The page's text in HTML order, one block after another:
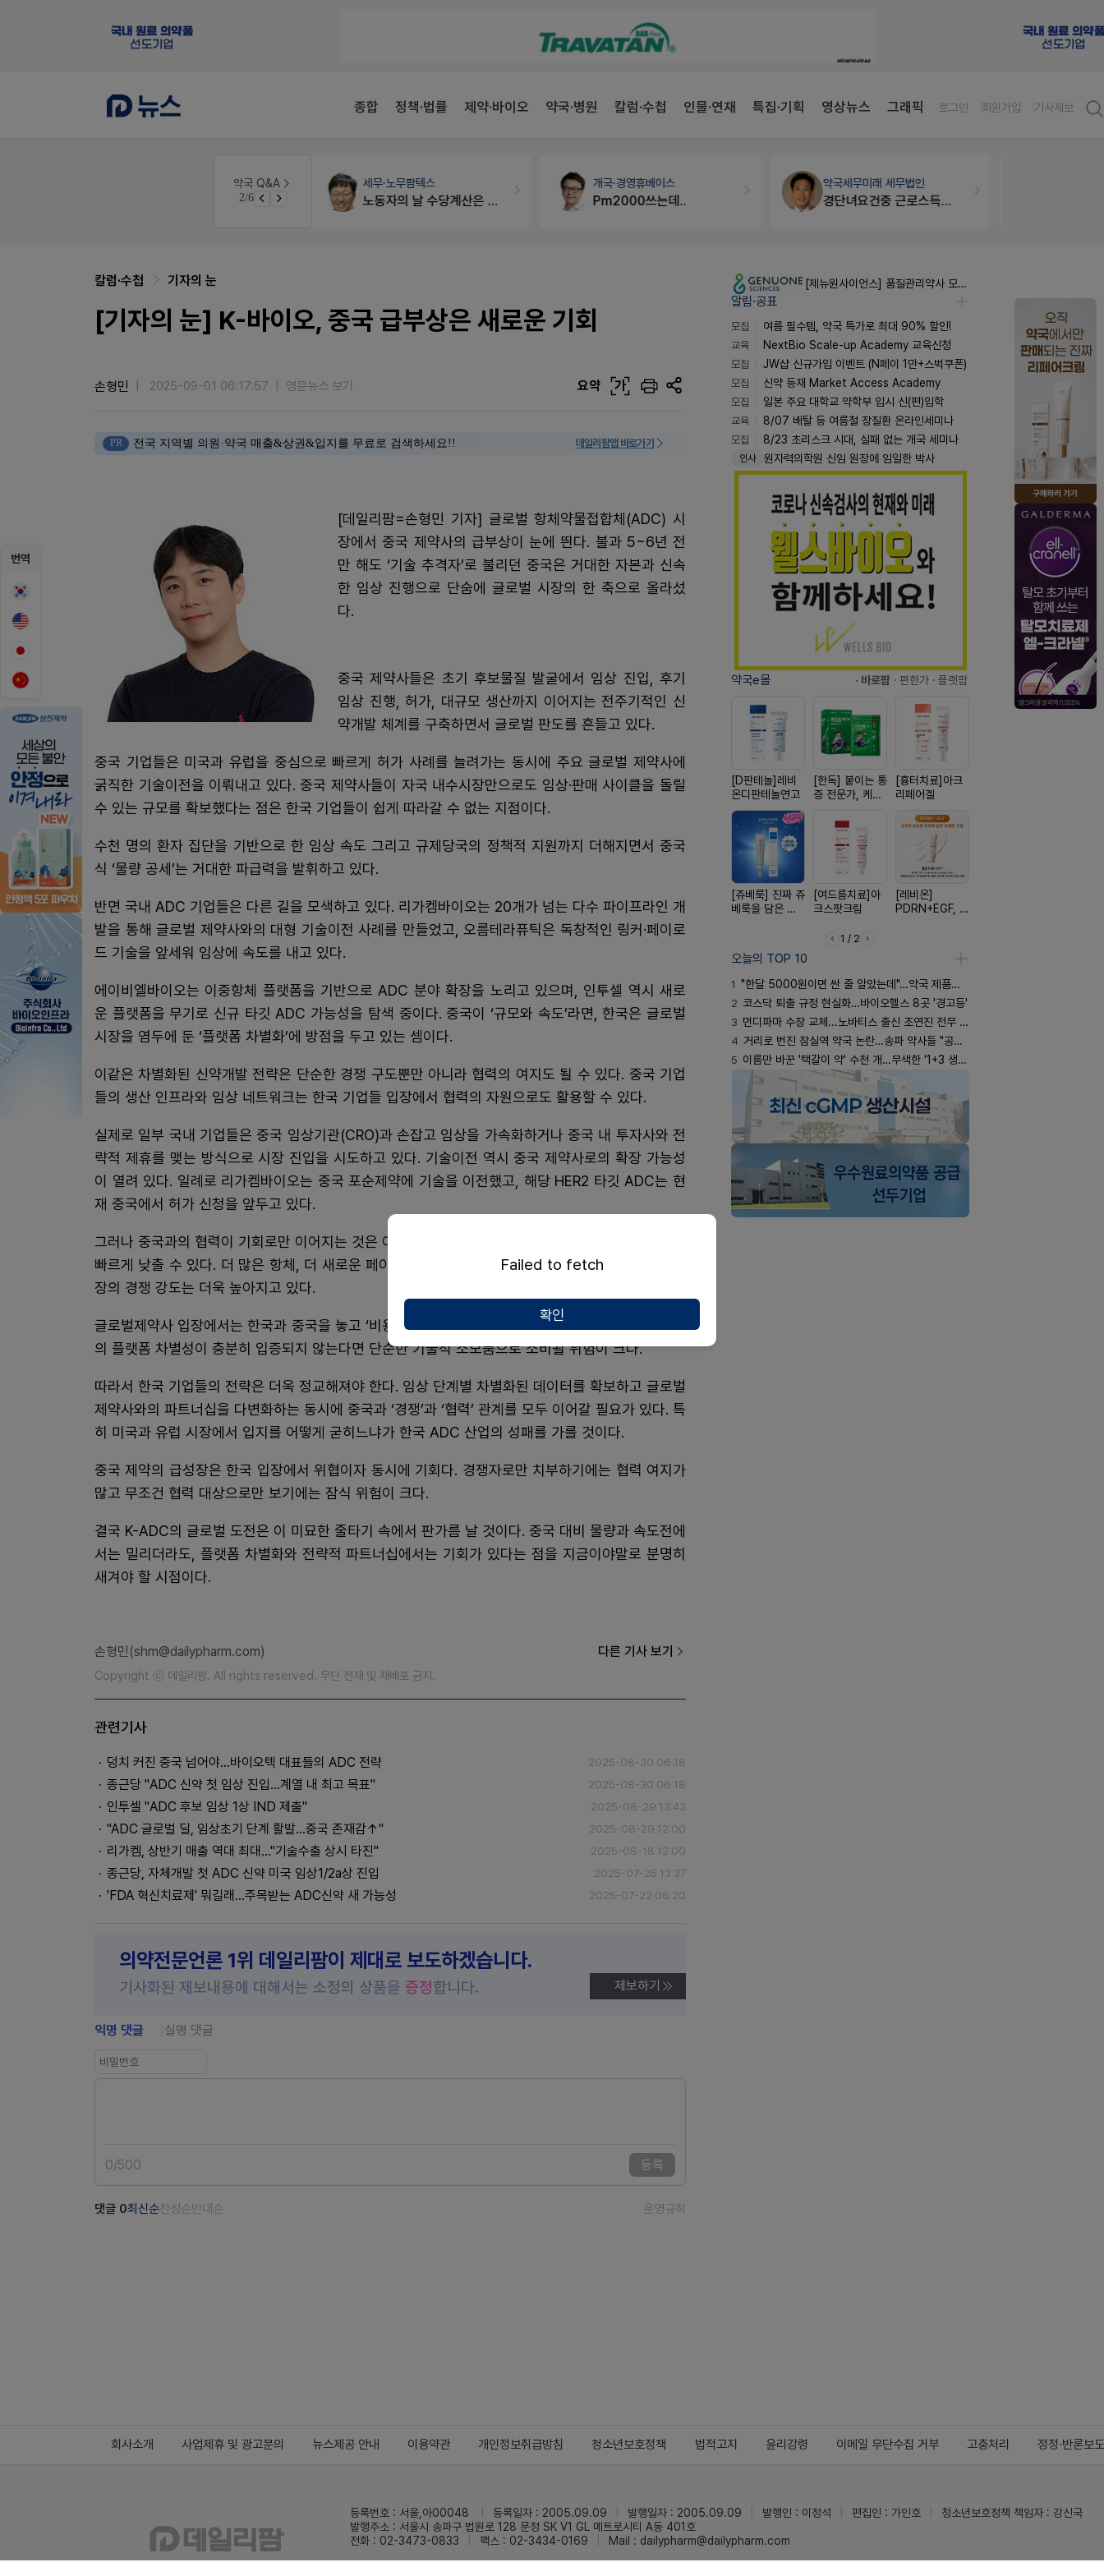
종합 정책·법률 제약·바이오 약국·병원 칼럼·수첩 인물·연재 특집·기획 영상뉴스 그래픽 로그인 회원가입 기사제보
약국 Q&A
3/6 노동자의 날 수당계산은 어떻게 되나요
개국·경영휴베이스
Pm2000쓰는데..
약국세무미래 세무법인 약국인테리어생각자국 디자인
매대 높이
번역
칼럼·수첩 기자의 눈
[기자의 눈] K-바이오, 중국 급부상은 새로운 기회
손형민 2025-09-01 06:17:57 영문뉴스 보기 요약 가
PR 전국 지역별 의원·약국 매출&상권&입지를 무료로 검색하세요!! 데일리팜맵 바로가기
[데일리팜=손형민 기자] 글로벌 항체약물접합체(ADC) 시
장에서 중국 제약사의 급부상이 눈에 띈다. 불과 5~6년 전
만 해도 ‘기술 추격자’로 불리던 중국은 거대한 자본과 신속
한 임상 진행으로 단숨에 글로벌 시장의 한 축으로 올라섰
다.
중국 제약사들은 초기 후보물질 발굴에서 임상 진입, 후기
임상 진행, 허가, 대규모 생산까지 이어지는 전주기적인 신
약개발 체계를 구축하면서 글로벌 판도를 흔들고 있다.
중국 기업들은 미국과 유럽을 중심으로 빠르게 허가 사례를 늘려가는 동시에 주요 글로벌 제약사에
굵직한 기술이전을 이뤄내고 있다. 중국 제약사들이 자국 내수시장만으로도 임상·판매 사이클을 돌릴
수 있는 규모를 확보했다는 점은 한국 기업들이 쉽게 따라갈 수 없는 지점이다.
수천 명의 환자 집단을 기반으로 한 임상 속도 그리고 규제당국의 정책적 지원까지 더해지면서 중국
식 ‘물량 공세’는 거대한 파급력을 발휘하고 있다.
반면 국내 ADC 기업들은 다른 길을 모색하고 있다. 리가켐바이오는 20개가 넘는 다수 파이프라인 개
발을 통해 글로벌 제약사와의 대형 기술이전 사례를 만들었고, 오름테라퓨틱은 독창적인 링커·페이로
드 기술을 앞세워 임상에 속도를 내고 있다.
에이비엘바이오는 이중항체 플랫폼을 기반으로 ADC 분야 확장을 노리고 있으며, 인투셀 역시 새로
운 플랫폼을 무기로 신규 타깃 ADC 가능성을 탐색 중이다. 중국이 ‘규모와 속도’라면, 한국은 글로벌
시장을 염두에 둔 ‘플랫폼 차별화’에 방점을 두고 있는 셈이다.
이같은 차별화된 신약개발 전략은 단순한 경쟁 구도뿐만 아니라 협력의 여지도 될 수 있다. 중국 기업
들의 생산 인프라와 임상 네트워크는 한국 기업들 입장에서 협력의 자원으로도 활용할 수 있다.
실제로 일부 국내 기업들은 중국 임상기관(CRO)과 손잡고 임상을 가속화하거나 중국 내 투자사와 전
략적 제휴를 맺는 방식으로 시장 진입을 시도하고 있다. 기술이전 역시 중국 제약사로의 확장 가능성
이 열려 있다. 일례로 리가켐바이오는 중국 포순제약에 기술을 이전했고, 해당 HER2 타깃 ADC는 현
재 중국에서 허가 신청을 앞두고 있다.
그러나 중국과의 협력이 기회로만 이어지는 것은 아니다. 중국식 물량 공세는 특정 모달리티의 가격을
빠르게 낮출 수 있다. 더 많은 항체, 더 새로운 페이로드, 더 다양한 플랫폼이 한꺼번에 쏟아지면서 시
장의 경쟁 강도는 더욱 높아지고 있다.
글로벌제약사 입장에서는 한국과 중국을 놓고 ‘비용 대비 효율’을 따질 수밖에 없다. 이때 한국 기업들
의 플랫폼 차별성이 충분히 입증되지 않는다면 단순한 기술적 소모품으로 소비될 위험이 크다.
따라서 한국 기업들의 전략은 더욱 정교해져야 한다. 임상 단계별 차별화된 데이터를 확보하고 글로벌
제약사와의 파트너십을 다변화하는 동시에 중국과 ‘경쟁’과 ‘협력’ 관계를 모두 이어갈 필요가 있다. 특
히 미국과 유럽 시장에서 입지를 어떻게 굳히느냐가 한국 ADC 산업의 성패를 가를 것이다.
중국 제약의 급성장은 한국 입장에서 위협이자 동시에 기회다. 경쟁자로만 치부하기에는 협력 여지가
많고 무조건 협력 대상으로만 보기에는 잠식 위험이 크다.
결국 K-ADC의 글로벌 도전은 이 미묘한 줄타기 속에서 판가름 날 것이다. 중국 대비 물량과 속도전에
서는 밀리더라도, 플랫폼 차별화와 전략적 파트너십에서는 기회가 있다는 점을 지금이야말로 분명히
새겨야 할 시점이다.
손형민(shm@dailypharm.com) 다른 기사 보기
Copyright ⓒ 데일리팜. All rights reserved. 무단 전재 및 재배포 금지.
관련기사
덩치 커진 중국 넘어야…바이오텍 대표들의 ADC 전략 2025-08-30 06:18
종근당 "ADC 신약 첫 임상 진입…계열 내 최고 목표" 2025-08-30 06:18
인투셀 "ADC 후보 임상 1상 IND 제출" 2025-08-29 13:43
"ADC 글로벌 딜, 임상초기 단계 활발…중국 존재감↑" 2025-08-29 12:00
리가켐, 상반기 매출 역대 최대…"기술수출 상시 타진" 2025-08-18 12:00
종근당, 자체개발 첫 ADC 신약 미국 임상1/2a상 진입 2025-07-25 13:37
'FDA 혁신치료제' 뭐길래…주목받는 ADC신약 새 가능성 2025-07-22 06:20
의약전문언론 1위 데일리팜이 제대로 보도하겠습니다.
기사화된 제보내용에 대해서는 소정의 상품을 증정합니다. 제보하기
익명 댓글 실명 댓글
0/500 등록
댓글 0최신순찬성순반대순 운영규칙
[제뉴원사이언스] 품질관리약사 모집(경력무관)
알림·공표
모집
여름 필수템, 약국 특가로 최대 90% 할인!
교육
NextBio Scale-up Academy 교육신청
모집
JW샵 신규가입 이벤트 (N페이 1만+스벅쿠폰)
모집
신약 등재 Market Access Academy
모집
일본 주요 대학교 약학부 입시 신(편)입학
교육
8/07 배탈 등 여름철 장질환 온라인세미나
모집
8/23 초리스크 시대, 실패 없는 개국 세미나
인사 원자력의학원 신임 원장에 임일한 박사
약국e몰 · 바로팜 · 편한가 · 플랫팜
[D판테놀]레비
온디판테놀연고
[한독] 붙이는 통
증 전문가, 케토
스타(쿨) 40매
[흉터치료]아크
리페어겔
[쥬베룩] 진짜 쥬
베룩을 담은 약
[여드름치료]아
크스팟크림
[레비온]
PDRN+EGF, 레
1 / 2
오늘의 TOP 10
1 "한달 5000원이면 싼 줄 알았는데"…약국 제품과 비교해보니
2 코스닥 퇴출 규정 현실화…바이오헬스 8곳 '경고등'
3 먼디파마 수장 교체...노바티스 출신 조연진 전무 내정
4 거리로 번진 잠실역 약국 논란…송파 약사들 "공공성 훼손"
5 이름만 바꾼 '택갈이 약' 수천 개…무색한 '1+3 생동'
회사소개 사업제휴 및 광고문의 뉴스제공 안내 이용약관 개인정보취급방침 청소년보호정책 법적고지 윤리강령 이메일 무단수집 거부 고충처리 정정·반론보도
등록번호 : 서울,아00048 등록일자 : 2005.09.09 발행일자 : 2005.09.09 발행인 : 이정석 편집인 : 가인호
청소년보호정책 책임자 : 강신국
발행주소 : 서울시 송파구 법원로 128 문정 SK V1 GL 메트로시티 A동 401호
전화 : 02-3473-0833
팩스 : 02-3434-0169 Mail : dailypharm@dailypharm.com
Failed to fetch
확인